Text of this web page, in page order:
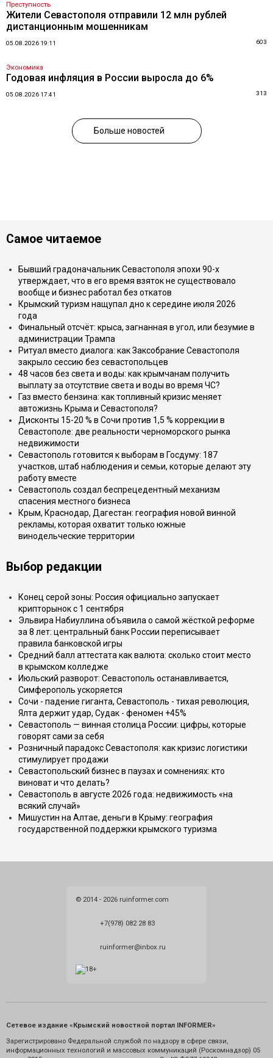
Преступность
Жители Севастополя отправили 12 млн рублей
дистанционным мошенникам
05.08.2026 19:11 603
Экономика
Годовая инфляция в России выросла до 6%
05.08.2026 17:41 313
Больше новостей
Самое читаемое
Бывший градоначальник Севастополя эпохи 90-х
утверждает, что в его время взяток не существовало
вообще и бизнес работал без откатов
Крымский туризм нащупал дно к середине июля 2026
года
Финальный отсчёт: крыса, загнанная в угол, или безумие в
администрации Трампа
Ритуал вместо диалога: как Заксобрание Севастополя
закрыло сессию без севастопольцев
48 часов без света и воды: как крымчанам получить
выплату за отсутствие света и воды во время ЧС?
Газ вместо бензина: как топливный кризис меняет
автожизнь Крыма и Севастополя?
Дисконты 15-20 % в Сочи против 1,5 % коррекции в
Севастополе: две реальности черноморского рынка
недвижимости
Севастополь готовится к выборам в Госдуму: 187
участков, штаб наблюдения и семьи, которые делают эту
работу вместе
Севастополь создал беспрецедентный механизм
спасения местного бизнеса
Крым, Краснодар, Дагестан: география новой винной
рекламы, которая охватит только южные
винодельческие территории
Выбор редакции
Конец серой зоны: Россия официально запускает
крипторынок с 1 сентября
Эльвира Набиуллина объявила о самой жёсткой реформе
за 8 лет: центральный банк России переписывает
правила банковской игры
Средний балл аттестата как валюта: сколько стоит место
в крымском колледже
Июльский разворот: Севастополь останавливается,
Симферополь ускоряется
Сочи - падение гиганта, Севастополь - тихая революция,
Ялта держит удар, Судак - феномен +45%
Севастополь — винная столица России: цифры, которые
говорят сами за себя
Розничный парадокс Севастополя: как кризис логистики
стимулирует продажи
Севастопольский бизнес в паузах и сомнениях: кто
виноват и что делать?
Севастополь в августе 2026 года: недвижимость «на
всякий случай»
Мишустин на Алтае, деньги в Крыму: география
государственной поддержки крымского туризма
© 2014 - 2026 ruinformer.com
+7(978) 082 28 83
ruinformer@inbox.ru
Сетевое издание «Крымский новостной портал INFORMER»
Зарегистрировано Федеральной службой по надзору в сфере связи,
информационных технологий и массовых коммуникаций (Роскомнадзор) 05